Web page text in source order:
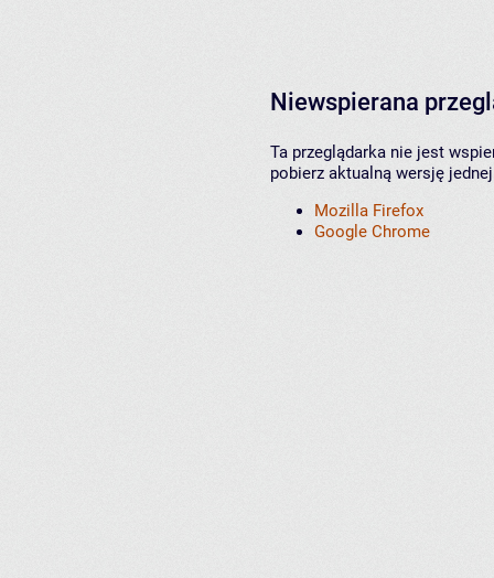
Niewspierana
Ta przeglądarka nie jest
pobierz aktualną wersję
Mozilla Firefox
Google Chrome